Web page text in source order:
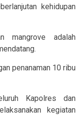
kehidupan
mangrove adalah
penanaman 10 ribu
Kapolres dan
kegiatan